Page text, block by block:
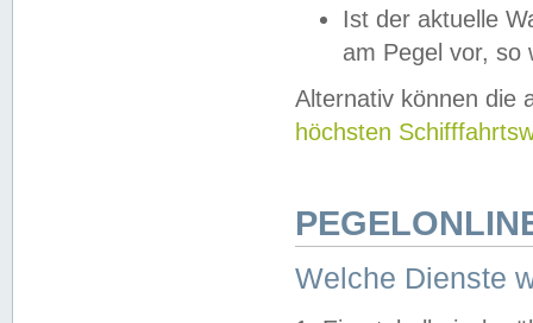
Ist der aktuelle
am Pegel vor,
Alternativ können die
höchsten
Welche Dienste